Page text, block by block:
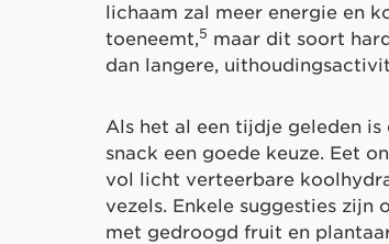
lichaam zal meer energie en
toeneemt,5 maar dit soort
dan langere,
Als het al een tijdje geleden
snack een goede keuze. Eet
vol licht verteerbare
vezels. Enkele suggesties zijn
met gedroogd fruit en